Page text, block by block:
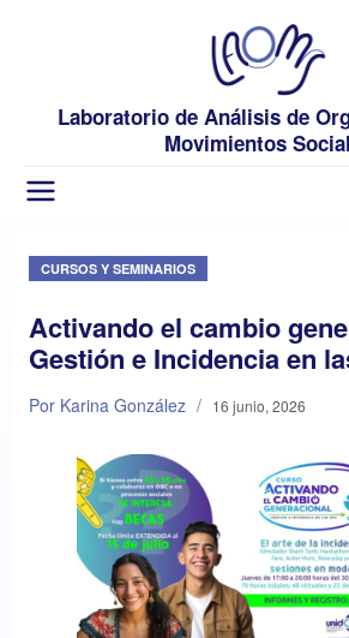
Laboratorio de Análisis de
Movimientos
CURSOS Y SEMINARIOS
Activando el cambio
Gestión e Incidencia en
Por Karina González / 16 junio, 2026